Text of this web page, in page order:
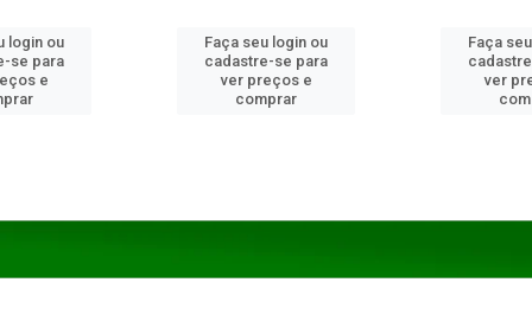
login ou
se para
e
Faça seu login ou
cadastre-se para
ver preços e
comprar
Faça
ver